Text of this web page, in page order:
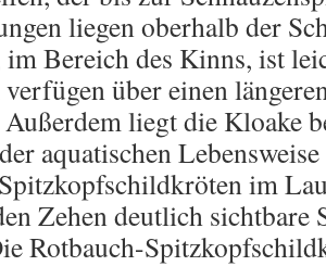
liegen oberhalb der
im Bereich des Kinns, ist
über einen
liegt die Kloake
aquatischen
im
Zehen deutlich sichtbare
Rotbauch-